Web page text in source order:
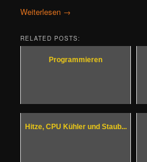
Weiterlesen →
RELATED POSTS:
Programmieren
Hitze, CPU Kühler und Staub...